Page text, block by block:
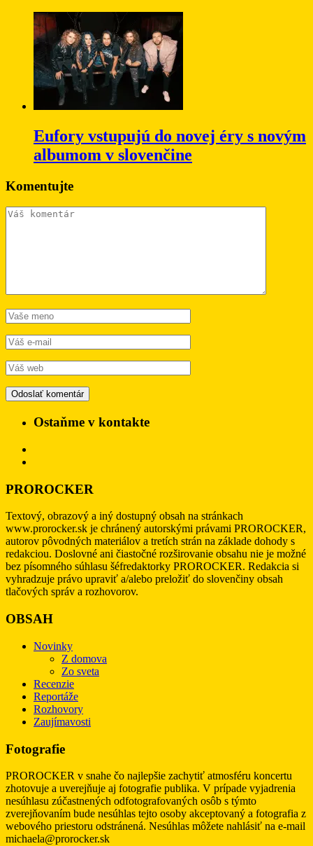
Eufory vstupujú do novej éry s novým
albumom v slovenčine
Komentujte
Ostaňme v kontakte
PROROCKER
Textový, obrazový a iný dostupný obsah na stránkach
www.prorocker.sk je chránený autorskými právami PROROCKER,
autorov pôvodných materiálov a tretích strán na základe dohody s
redakciou. Doslovné ani čiastočné rozširovanie obsahu nie je možné
bez písomného súhlasu šéfredaktorky PROROCKER. Redakcia si
vyhradzuje právo upraviť a/alebo preložiť do slovenčiny obsah
tlačových správ a rozhovorov.
OBSAH
Novinky
Z domova
Zo sveta
Recenzie
Reportáže
Rozhovory
Zaujímavosti
Fotografie
PROROCKER v snahe čo najlepšie zachytiť atmosféru koncertu
zhotovuje a uverejňuje aj fotografie publika. V prípade vyjadrenia
nesúhlasu zúčastnených odfotografovaných osôb s týmto
zverejňovaním bude nesúhlas tejto osoby akceptovaný a fotografia z
webového priestoru odstránená. Nesúhlas môžete nahlásiť na e-mail
michaela@prorocker.sk